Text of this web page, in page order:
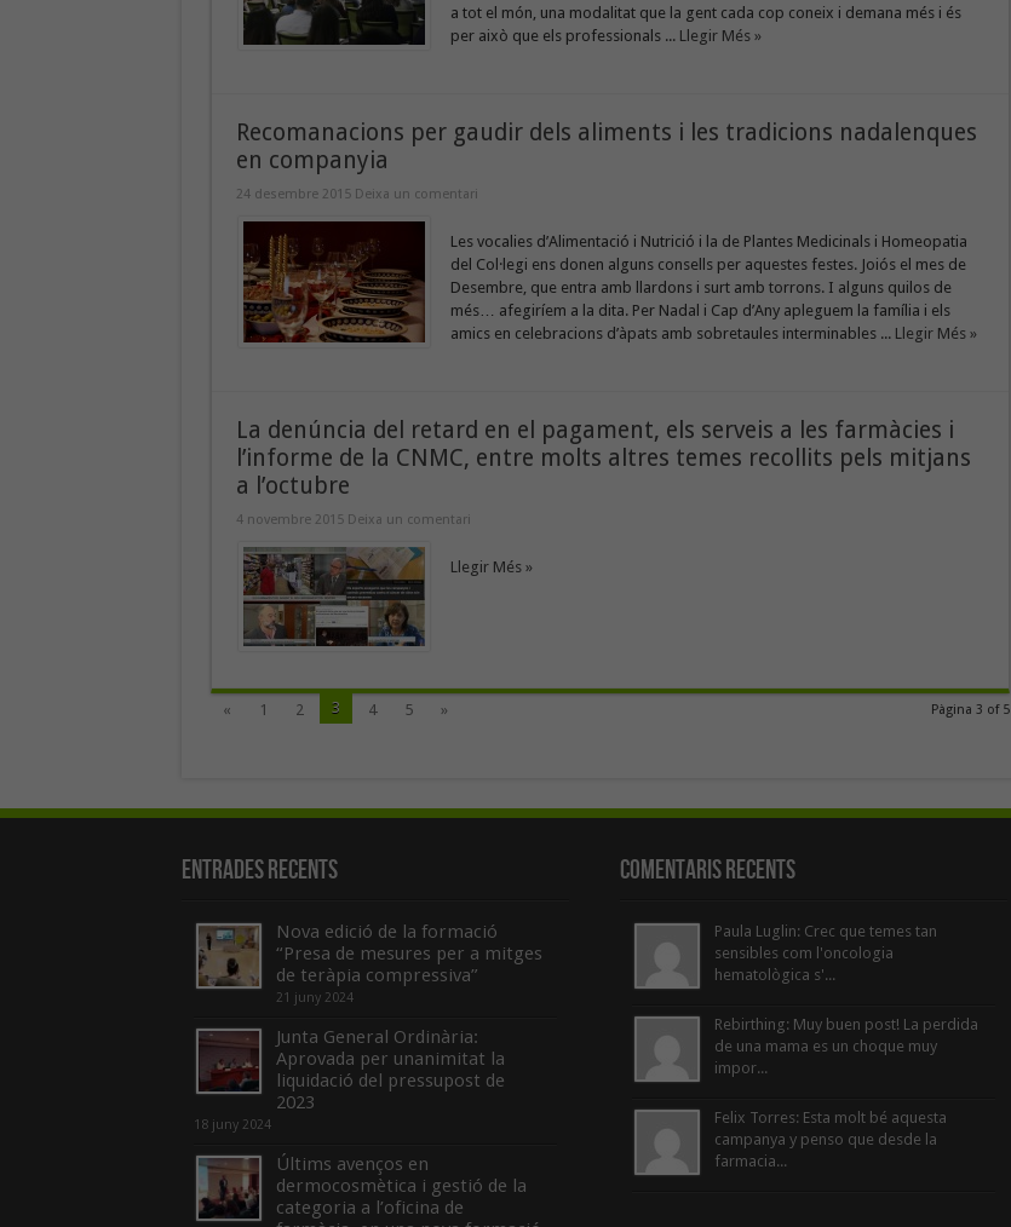
a tot el món, una modalitat que la gent cada cop coneix i demana més i és
per això que els professionals ... Llegir Més »
Recomanacions per gaudir dels aliments i les tradicions nadalenques
en companyia
24 desembre 2015 Deixa un comentari
Les vocalies d’Alimentació i Nutrició i la de Plantes Medicinals i Homeopatia
del Col·legi ens donen alguns consells per aquestes festes. Joiós el mes de
Desembre, que entra amb llardons i surt amb torrons. I alguns quilos de
més… afegiríem a la dita. Per Nadal i Cap d’Any apleguem la família i els
amics en celebracions d’àpats amb sobretaules interminables ... Llegir Més »
La denúncia del retard en el pagament, els serveis a les farmàcies i
l’informe de la CNMC, entre molts altres temes recollits pels mitjans
a l’octubre
4 novembre 2015 Deixa un comentari
Llegir Més »
Pàgina 3 of 5
« 1 2 3 4 5 »
Entrades recents
Nova edició de la formació
“Presa de mesures per a mitges
de teràpia compressiva”
21 juny 2024
Junta General Ordinària:
Aprovada per unanimitat la
liquidació del pressupost de
2023
18 juny 2024
Últims avenços en
dermocosmètica i gestió de la
categoria a l’oficina de
Comentaris Recents
Paula Luglin: Crec que temes tan
sensibles com l'oncologia
hematològica s'...
Rebirthing: Muy buen post! La perdida
de una mama es un choque muy
impor...
Felix Torres: Esta molt bé aquesta
campanya y penso que desde la
farmacia...